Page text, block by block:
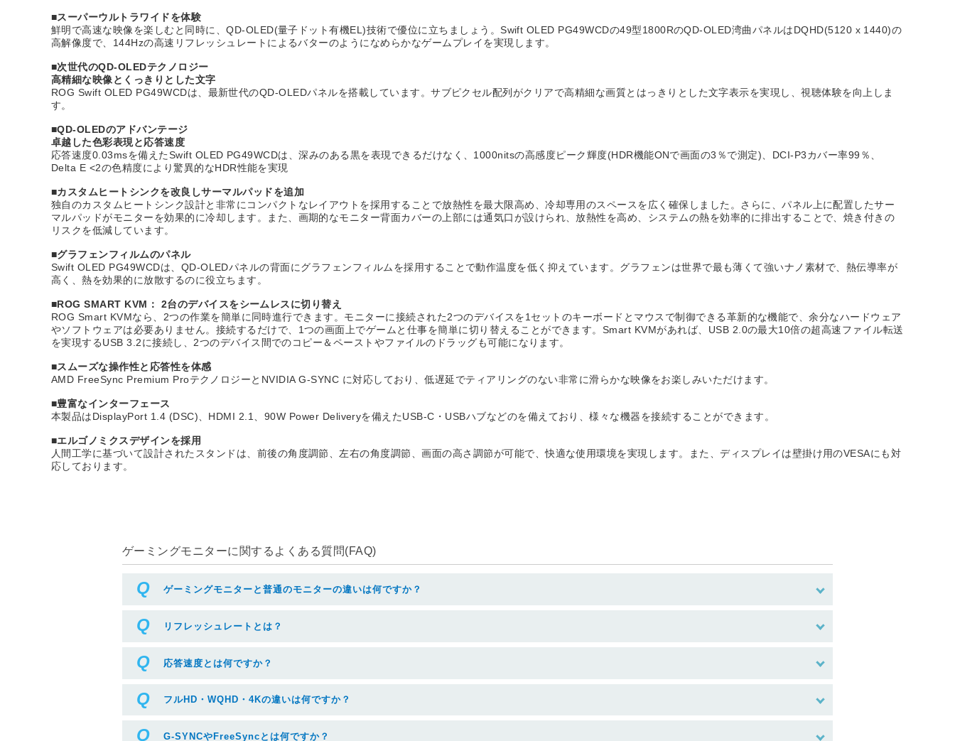
■スーパーウルトラワイドを体験
鮮明で高速な映像を楽しむと同時に、QD-OLED(量子ドット有機EL)技術で優位に立ちましょう。Swift OLED PG49WCDの49型1800RのQD-OLED湾曲パネルはDQHD(5120 x 1440)の
高解像度で、144Hzの高速リフレッシュレートによるバターのようになめらかなゲームプレイを実現します。
■次世代のQD-OLEDテクノロジー
高精細な映像とくっきりとした文字
ROG Swift OLED PG49WCDは、最新世代のQD-OLEDパネルを搭載しています。サブピクセル配列がクリアで高精細な画質とはっきりとした文字表示を実現し、視聴体験を向上しま
す。
■QD-OLEDのアドバンテージ
卓越した色彩表現と応答速度
応答速度0.03msを備えたSwift OLED PG49WCDは、深みのある黒を表現できるだけなく、1000nitsの高感度ピーク輝度(HDR機能ONで画面の3％で測定)、DCI-P3カバー率99％、
Delta E <2の色精度により驚異的なHDR性能を実現
■カスタムヒートシンクを改良しサーマルパッドを追加
独自のカスタムヒートシンク設計と非常にコンパクトなレイアウトを採用することで放熱性を最大限高め、冷却専用のスペースを広く確保しました。さらに、パネル上に配置したサー
マルパッドがモニターを効果的に冷却します。また、画期的なモニター背面カバーの上部には通気口が設けられ、放熱性を高め、システムの熱を効率的に排出することで、焼き付きの
リスクを低減しています。
■グラフェンフィルムのパネル
Swift OLED PG49WCDは、QD-OLEDパネルの背面にグラフェンフィルムを採用することで動作温度を低く抑えています。グラフェンは世界で最も薄くて強いナノ素材で、熱伝導率が
高く、熱を効果的に放散するのに役立ちます。
■ROG SMART KVM： 2台のデバイスをシームレスに切り替え
ROG Smart KVMなら、2つの作業を簡単に同時進行できます。モニターに接続された2つのデバイスを1セットのキーボードとマウスで制御できる革新的な機能で、余分なハードウェア
やソフトウェアは必要ありません。接続するだけで、1つの画面上でゲームと仕事を簡単に切り替えることができます。Smart KVMがあれば、USB 2.0の最大10倍の超高速ファイル転送
を実現するUSB 3.2に接続し、2つのデバイス間でのコピー＆ペーストやファイルのドラッグも可能になります。
■スムーズな操作性と応答性を体感
AMD FreeSync Premium ProテクノロジーとNVIDIA G-SYNC に対応しており、低遅延でティアリングのない非常に滑らかな映像をお楽しみいただけます。
■豊富なインターフェース
本製品はDisplayPort 1.4 (DSC)、HDMI 2.1、90W Power Deliveryを備えたUSB-C・USBハブなどのを備えており、様々な機器を接続することができます。
■エルゴノミクスデザインを採用
人間工学に基づいて設計されたスタンドは、前後の角度調節、左右の角度調節、画面の高さ調節が可能で、快適な使用環境を実現します。また、ディスプレイは壁掛け用のVESAにも対
応しております。
ゲーミングモニターに関するよくある質問(FAQ)
ゲーミングモニターと普通のモニターの違いは何ですか？
リフレッシュレートとは？
応答速度とは何ですか？
フルHD・WQHD・4Kの違いは何ですか？
G-SYNCやFreeSyncとは何ですか？